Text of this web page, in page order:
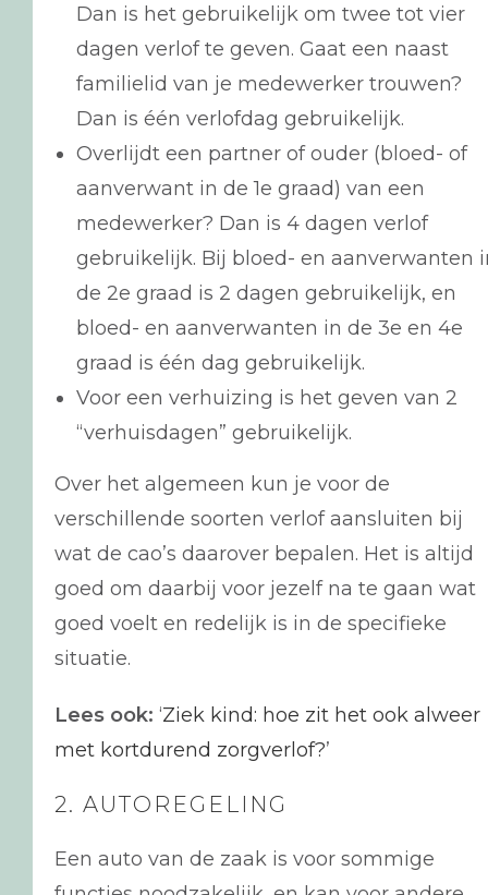
Dan is het gebruikelijk om twee tot vier
dagen verlof te geven. Gaat een naast
familielid van je medewerker trouwen?
Dan is één verlofdag gebruikelijk.
Overlijdt een partner of ouder (bloed- of
aanverwant in de 1e graad) van een
medewerker? Dan is 4 dagen verlof
gebruikelijk. Bij bloed- en aanverwanten
de 2e graad is 2 dagen gebruikelijk, en
bloed- en aanverwanten in de 3e en 4e
graad is één dag gebruikelijk.
Voor een verhuizing is het geven van 2
“verhuisdagen” gebruikelijk.
Over het algemeen kun je voor de
verschillende soorten verlof aansluiten bij
wat de cao’s daarover bepalen. Het is altijd
goed om daarbij voor jezelf na te gaan wat
goed voelt en redelijk is in de specifieke
situatie.
Lees ook: ‘Ziek kind: hoe zit het ook alweer
met kortdurend zorgverlof?’
2. AUTOREGELING
Een auto van de zaak is voor sommige